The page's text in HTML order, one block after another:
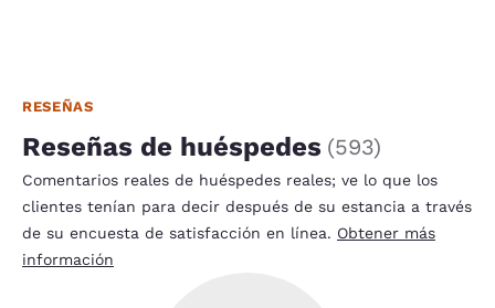
RESEÑAS
Reseñas de huéspedes (593)
Comentarios reales de huéspedes reales; ve lo que los
clientes tenían para decir después de su estancia a través
de su encuesta de satisfacción en línea. Obtener más
información